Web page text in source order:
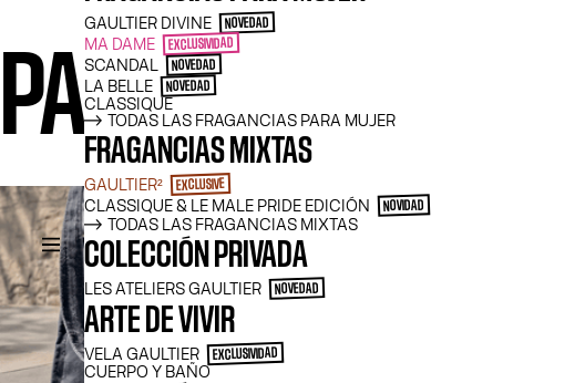
GAULTIER DIVINE NOVEDAD
MA DAME EXCLUSIVIDAD
SCANDAL NOVEDAD
LA BELLE NOVEDAD
CLASSIQUE
TODAS LAS FRAGANCIAS PARA MUJER
FRAGANCIAS MIXTAS
GAULTIER² EXCLUSIVE
CLASSIQUE & LE MALE PRIDE EDICIÓN NOVIDAD
TODAS LAS FRAGANCIAS MIXTAS
COLECCIÓN PRIVADA
LES ATELIERS GAULTIER NOVEDAD
ARTE DE VIVIR
VELA GAULTIER EXCLUSIVIDAD
CUERPO Y BAÑO
FILTRAR
PARA MUJER